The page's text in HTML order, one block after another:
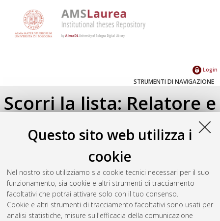
Questo sito web utilizza i
cookie
Nel nostro sito utilizziamo sia cookie tecnici necessari per il suo
funzionamento, sia cookie e altri strumenti di tracciamento
facoltativi che potrai attivare solo con il tuo consenso.
Cookie e altri strumenti di tracciamento facoltativi sono usati per
analisi statistiche, misure sull'efficacia della comunicazione
Login
STRUMENTI DI NAVIGAZIONE
Scorri la lista: Relatore e
Correlatore
Seleziona un valore dall'elenco sottostante.
2025(1)
Atom